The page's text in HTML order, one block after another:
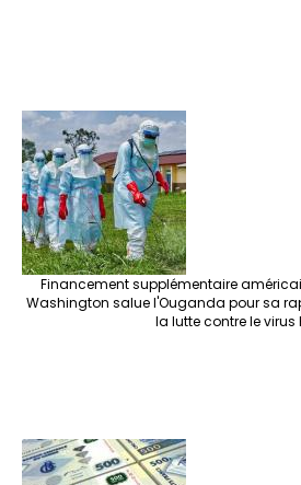
Financement supplémentaire
Washington salue l'Ouganda pour sa
la lutte contre le virus